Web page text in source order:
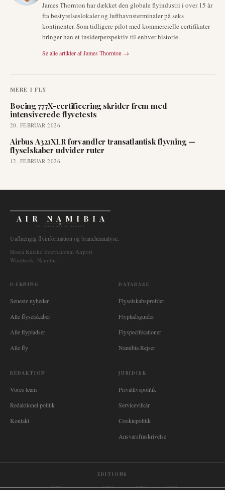
James Thornton har dækket den globale flyindustri i over 15 år
fra bestyrelseslokaler og lufthavnsterminaler på seks
kontinenter. Som tidligere pilot med kommercielle certifikater
bringer han et insiderperspektiv til enhver historie.
Se alle artikler afJames Thornton →
MERE I FLY
Boeing 777X-certificering skrider frem med
intensiverede flyvetests
20. FEBRUAR 2026
Airbus A321XLR forvandler transatlantisk flyvning —
flyselskaber udvider ruter
12. FEBRUAR 2026
AIR NAMIBIA
AVIATION INTELLIGENCE
Uafhængig flyinformation og brancheanalyse.
Hosea Kutako International Airport
Windhoek, Namibia
DÆKNING
Seneste nyheder
Alle flyselskaber
Alle flypladser
Alle fly
DATABASE
Flyselskabsprofiler
Flypladsguider
Flyspecifikationer
Namibia Rejser
REDAKTION
Vores team
Redaktionel politik
Kontakt
JURIDISK
Privatlivspolitik
Servicevilkår
Cookiepolitik
Ansvarsfraskrivelse
EDITIONS